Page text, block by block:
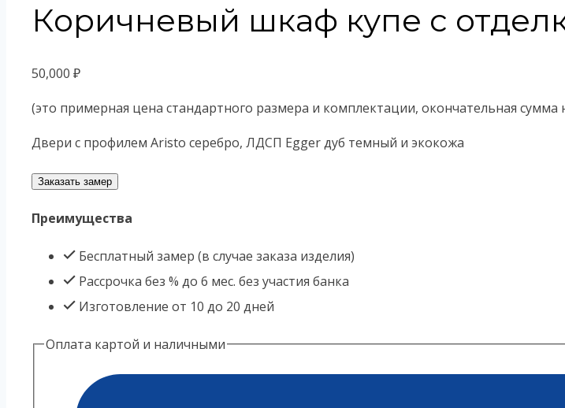
Коричневый шкаф купе с
50,000 ₽
(это примерная цена стандартного размера и комплектации, окончательная
Двери с профилем Aristo серебро, ЛДСП Egger дуб темный и экокожа
Заказать замер
Преимущества
Бесплатный замер (в случае заказа изделия)
Рассрочка без % до 6 мес. без участия банка
Изготовление от 10 до 20 дней
Оплата картой и наличными